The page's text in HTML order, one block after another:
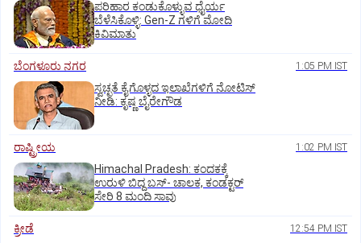
ಪರಿಹಾರ ಕಂಡುಕೊಳ್ಳುವ ಧೈರ್ಯ
ಬೆಳೆಸಿಕೊಳ್ಳಿ: Gen-Z ಗಳಿಗೆ ಮೋದಿ
ಕಿವಿಮಾತು
ಬೆಂಗಳೂರು ನಗರ 1:05 PM IST
ಸ್ವಚ್ಛತೆ ಕೈಗೊಳ್ಳದ ಇಲಾಖೆಗಳಿಗೆ ನೋಟಿಸ್‌
ನೀಡಿ: ಕೃಷ್ಣ ಬೈರೇಗೌಡ
ರಾಷ್ಟ್ರೀಯ 1:02 PM IST
Himachal Pradesh: ಕಂದಕಕ್ಕೆ
ಉರುಳಿ ಬಿದ್ದ ಬಸ್-‌ ಚಾಲಕ, ಕಂಡಕ್ಟರ್‌
ಸೇರಿ 8 ಮಂದಿ ಸಾವು
ಕ್ರೀಡೆ 12:54 PM IST